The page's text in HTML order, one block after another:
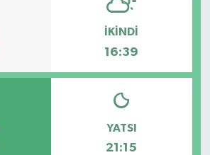
İKINDI
16:39
YATSI
21:15